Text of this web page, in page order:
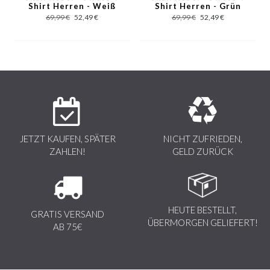
Charakteristisch für die Marke sind die Sieb- und Digitaldrucke,
Shirt Herren - Weiß
69,99 € 52,49 €
Shirt Herren - Grün
69,99 € 52,49 €
JETZT KAUFEN, SPÄTER
ZAHLEN!
NICHT ZUFRIEDEN,
GELD ZURÜCK
GRATIS VERSAND
AB 75€
HEUTE BESTELLT,
ÜBERMORGEN GELIEFERT!